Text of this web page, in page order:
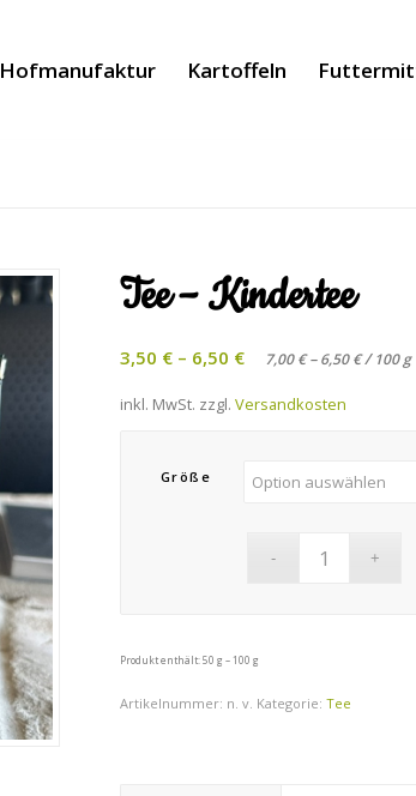
Hofmanufaktur Kartoffeln
Tee – Kindertee
3,50 € – 6,50 € 7,00€–6,50€/100 g
inkl. MwSt. zzgl.Versandkosten
Größe
Produkt enthält: 50g – 100g
Artikelnummer: n. v. Kategorie:Tee